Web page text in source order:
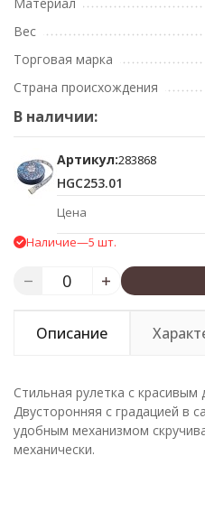
Вес
Торговая марка
Страна происхождения
В наличии:
Артикул:283868
HGC253.01
Цена
Наличие—5 шт.
Описание
Стильная рулетка с красивым
Двусторонняя с градацией в
удобным механизмом
механически.